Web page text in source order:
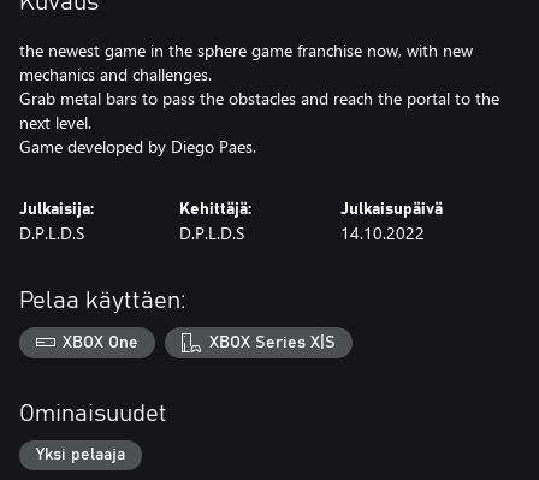
the newest game in the sphere game franchise now, with new
mechanics and challenges.
Grab metal bars to pass the obstacles and reach the portal to the
next level.
Game developed by Diego Paes.
Julkaisija:
D.P.L.D.S
Kehittäjä:
D.P.L.D.S
Julkaisupäivä
14.10.2022
Pelaa käyttäen:
XBOX One XBOX Series X|S
Ominaisuudet
Yksi pelaaja